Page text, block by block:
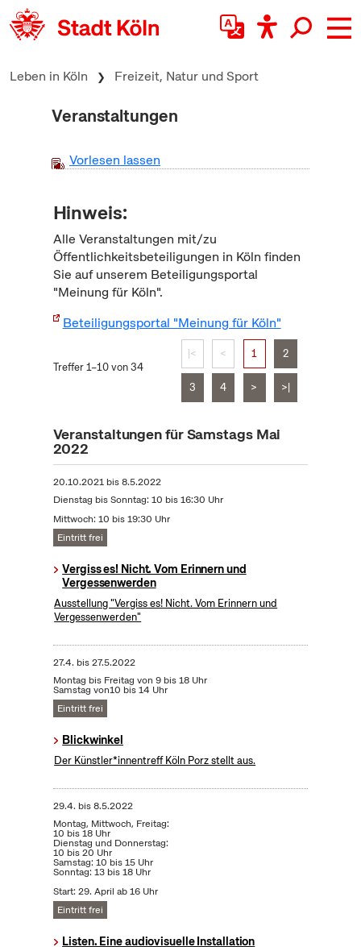
zum Inhalt springen
Leben in Köln Freizeit, Natur und Sport
Veranstaltungen
Vorlesen lassen
Hinweis:
Alle Veranstaltungen mit/zu
Öffentlichkeitsbeteiligungen in Köln finden
Sie auf unserem Beteiligungsportal
"Meinung für Köln".
Beteiligungsportal "Meinung für Köln"
Treffer 1–10 von 34
|< < 1 2
3 4 > >|
Veranstaltungen für Samstags Mai
2022
20.10.2021bis8.5.2022
Dienstag bis Sonntag: 10 bis 16:30 Uhr
Mittwoch: 10 bis 19:30 Uhr
Eintritt frei
Vergiss es! Nicht. Vom Erinnern und
Vergessenwerden
Ausstellung "Vergiss es! Nicht. Vom Erinnern und
Vergessenwerden"
27.4. bis27.5.2022
Montag bis Freitag von 9 bis 18 Uhr
Samstag von10 bis 14 Uhr
Eintritt frei
Blickwinkel
Der Künstler*innentreff Köln Porz stellt aus.
29.4. bis8.5.2022
Montag, Mittwoch, Freitag:
10 bis 18 Uhr
Dienstag und Donnerstag:
10 bis 20 Uhr
Samstag: 10 bis 15 Uhr
Sonntag: 13 bis 18 Uhr
Start: 29. April ab 16 Uhr
Eintritt frei
Listen. Eine audiovisuelle Installation